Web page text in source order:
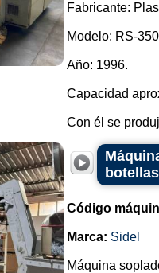
Fabricante:
Modelo: RS-
Año: 1996.
Capacidad
Con él se
Código
Marca: Sidel
Máquina